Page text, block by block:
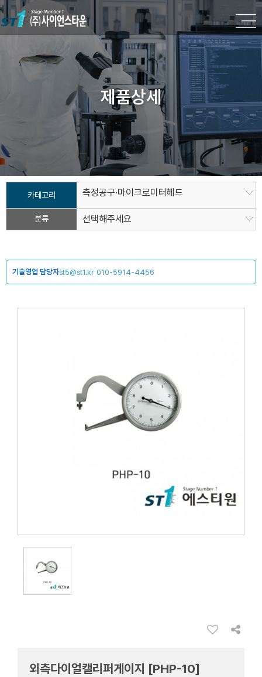
제품상세
카테고리 측정공구·마이크로미터헤드
분류 선택해주세요
기술영업 담당자st5@st1.kr 010-5914-4456
외측다이얼캘리퍼게이지 [PHP-10]